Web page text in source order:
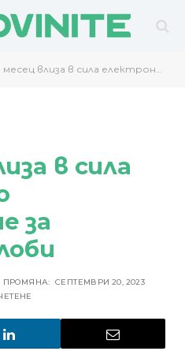
влиза в сила електронно известяване за наложени глоби
в сила
за
ПРОМЯНА: СЕПТЕМВРИ 20, 2023